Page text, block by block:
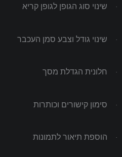
· שינוי סוג הגופן לגופן קריא
· שינוי גודל וצבע סמן העכבר
· חלונית הגדלת מסך
· סימון קישורים וכותרות
· הוספת תיאור לתמונות